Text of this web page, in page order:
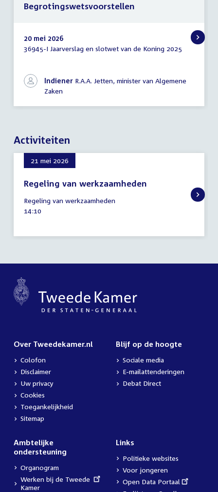
Begrotingswetsvoorstellen
20 mei 2026
36945-I Jaarverslag en slotwet van de Koning 2025
Indiener R.A.A. Jetten, minister van Algemene
Zaken
Begrotingswetsvoorstellen
Activiteiten
21 mei 2026
Regeling van werkzaamheden
mei
2026
Regeling van werkzaamheden
Tijd
14:10
Over Tweedekamer.nl
Colofon
Disclaimer
Uw privacy
Cookies
Toegankelijkheid
Sitemap
Blijf op de hoogte
Sociale media
E-mailattenderingen
Debat Direct
Ambtelijke
ondersteuning
Organogram
External
link:
Werken bij de Tweede
Kamer
Links
Politieke websites
Voor jongeren
External
link:
Open Data Portaal